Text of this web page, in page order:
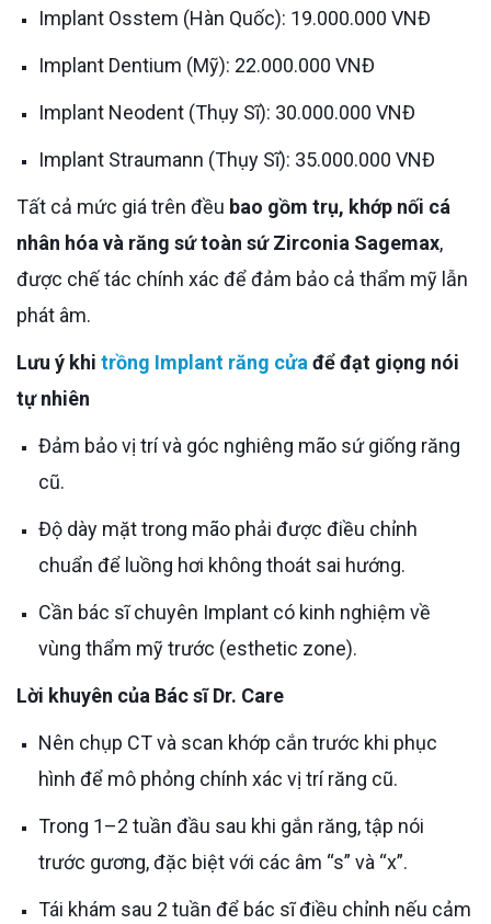
Implant Osstem (Hàn Quốc): 19.000.000 VNĐ
Implant Dentium (Mỹ): 22.000.000 VNĐ
Implant Neodent (Thụy Sĩ): 30.000.000 VNĐ
Implant Straumann (Thụy Sĩ): 35.000.000 VNĐ
Tất cả mức giá trên đều bao gồm trụ, khớp nối cá
nhân hóa và răng sứ toàn sứ Zirconia Sagemax,
được chế tác chính xác để đảm bảo cả thẩm mỹ lẫn
phát âm.
Lưu ý khi trồng Implant răng cửa để đạt giọng nói
tự nhiên
Đảm bảo vị trí và góc nghiêng mão sứ giống răng
cũ.
Độ dày mặt trong mão phải được điều chỉnh
chuẩn để luồng hơi không thoát sai hướng.
Cần bác sĩ chuyên Implant có kinh nghiệm về
vùng thẩm mỹ trước (esthetic zone).
Lời khuyên của Bác sĩ Dr. Care
Nên chụp CT và scan khớp cắn trước khi phục
hình để mô phỏng chính xác vị trí răng cũ.
Trong 1–2 tuần đầu sau khi gắn răng, tập nói
trước gương, đặc biệt với các âm “s” và “x”.
Tái khám sau 2 tuần để bác sĩ điều chỉnh nếu cảm